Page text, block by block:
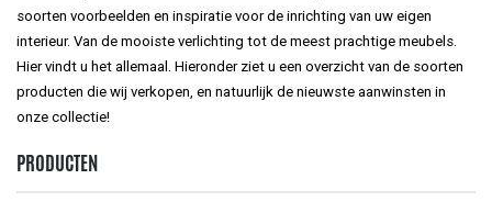
soorten voorbeelden en inspiratie voor de inrichting van uw eigen
interieur. Van de mooiste verlichting tot de meest prachtige meubels.
Hier vindt u het allemaal. Hieronder ziet u een overzicht van de soorten
producten die wij verkopen, en natuurlijk de nieuwste aanwinsten in
onze collectie!
PRODUCTEN